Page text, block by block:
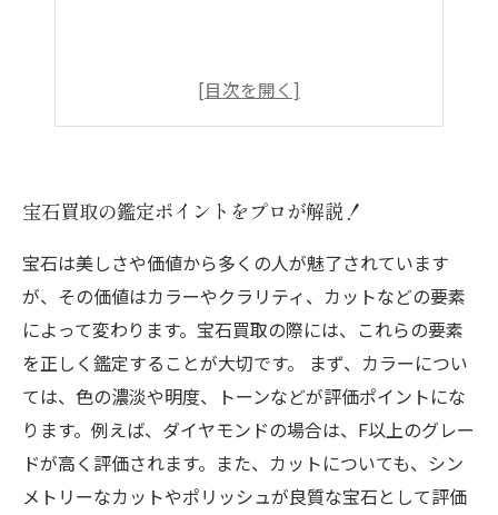
宝石買取の鑑定ポイントをプロが解説！
宝石は美しさや価値から多くの人が魅了されています
が、その価値はカラーやクラリティ、カットなどの要素
によって変わります。宝石買取の際には、これらの要素
を正しく鑑定することが大切です。 まず、カラーについ
ては、色の濃淡や明度、トーンなどが評価ポイントにな
ります。例えば、ダイヤモンドの場合は、F以上のグレー
ドが高く評価されます。また、カットについても、シン
メトリーなカットやポリッシュが良質な宝石として評価